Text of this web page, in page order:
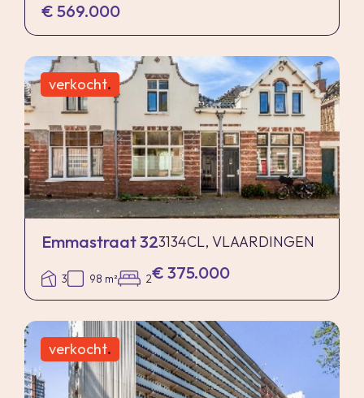
€ 569.000
verkocht.
Emmastraat 323134CL, VLAARDINGEN
3 98 m² 2€ 375.000
verkocht.